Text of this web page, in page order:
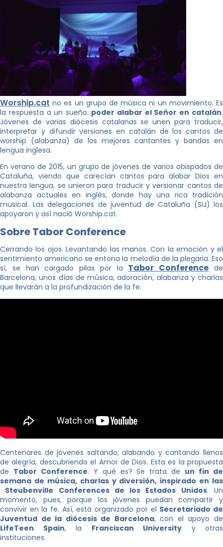
Worship.cat no es un grupo de música ni un movimiento. Es
la respuesta a un sueño: poder alabar el Señor en catalán.
Jóvenes de varias diócesis catalanas se unen para traducir,
interpretar y difundir versiones en catalán de los cantos de
worship (alabanza) de los mejores cantantes y bandas en
lengua inglesa.
En verano de 2015, un grupo de jóvenes de varios obispados de
Cataluña, viendo que carecían cantos para alabar Dios en
nuestra lengua, se unieron para traducir y versionar cantos de
alabanza actuales en inglés, donde hay una rica tradición
musical. Las delegaciones de juventud de Cataluña (SIJ) los
apoyaron y así nació Worship.cat.
Sobre Tabor Conference
Cerrando los ojos. Levantando las manos. Con la emoción y el
sentimiento americano se entona la melodía de la plegaria. Eso
sí, se han cargado pilas por la Tabor Conference de
Barcelona, unos días de música, adoración, alabanza y charlas
que llevarán a la profundización de la fe.
Centenares de jóvenes saltando, alabando y cantando llenos
de alegría, descubriendo el Amor de Dios. Esta es la propuesta
de Tabor Conference. Y qué es? Se trata de un fin de
semana de música, charlas y diversión, inspirado en las
Steubenville Conferences de los Estados Unidos. Un
momento, pues, porque los jóvenes puedan compartir y
convivir en la fe. Así, está organizado por el Secretariado de
Juventud de la diócesis de Barcelona, con el apoyo de
LifeTeen Spain, la Franciscan University y otras
instituciones.